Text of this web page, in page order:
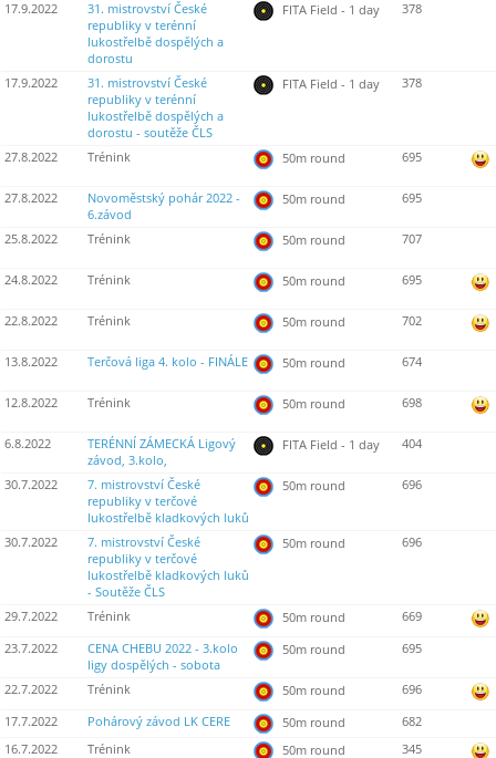
17.9.2022
31. mistrovství České
republiky v terénní
lukostřelbě dospělých a
dorostu
FITA Field - 1 day 378
17.9.2022
31. mistrovství České
republiky v terénní
lukostřelbě dospělých a
dorostu - soutěže ČLS
FITA Field - 1 day 378
27.8.2022 Trénink 50m round 695
27.8.2022
Novoměstský pohár 2022 -
6.závod
50m round 695
25.8.2022 Trénink 50m round 707
24.8.2022 Trénink 50m round 695
22.8.2022 Trénink 50m round 702
13.8.2022 Terčová liga 4. kolo - FINÁLE 50m round 674
12.8.2022 Trénink 50m round 698
6.8.2022
TERÉNNÍ ZÁMECKÁ Ligový
závod, 3.kolo,
FITA Field - 1 day 404
30.7.2022
7. mistrovství České
republiky v terčové
lukostřelbě kladkových luků
50m round 696
30.7.2022
7. mistrovství České
republiky v terčové
lukostřelbě kladkových luků
- Soutěže ČLS
50m round 696
29.7.2022 Trénink 50m round 669
23.7.2022
CENA CHEBU 2022 - 3.kolo
ligy dospělých - sobota
50m round 695
22.7.2022 Trénink 50m round 696
17.7.2022 Pohárový závod LK CERE 50m round
682
16.7.2022
Trénink 50m round 345